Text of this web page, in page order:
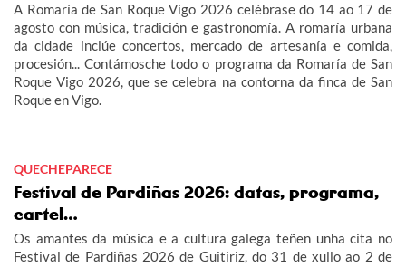
A Romaría de San Roque Vigo 2026 celébrase do 14 ao 17 de
agosto con música, tradición e gastronomía. A romaría urbana
da cidade inclúe concertos, mercado de artesanía e comida,
procesión... Contámosche todo o programa da Romaría de San
Roque Vigo 2026, que se celebra na contorna da finca de San
Roque en Vigo.
QUECHEPARECE
Festival de Pardiñas 2026: datas, programa,
cartel…
Os amantes da música e a cultura galega teñen unha cita no
Festival de Pardiñas 2026 de Guitiriz, do 31 de xullo ao 2 de